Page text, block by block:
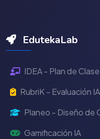
EdutekaLab
IDEA - Plan de
RubriK - Evaluación IA
Planeo - Diseño de
Gamificación IA